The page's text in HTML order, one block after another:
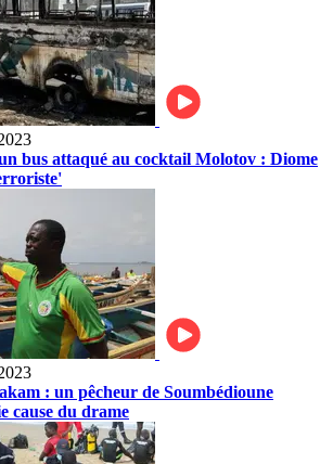
bus attaqué au cocktail Molotov : Diome
: un pêcheur de Soumbédioune
cause du drame